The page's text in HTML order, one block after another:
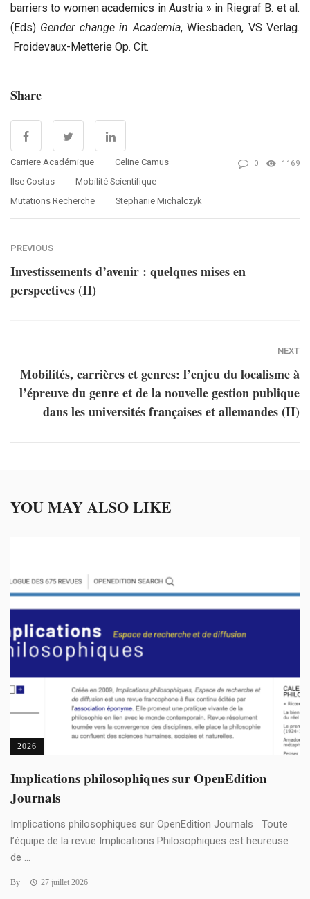
barriers to women academics in Austria » in Riegraf B. et al.
(Eds) Gender change in Academia, Wiesbaden, VS Verlag.
Froidevaux-Metterie Op. Cit.
Share
Carriere Académique
Celine Camus
Ilse Costas
Mobilité Scientifique
Mutations Recherche
Stephanie Michalczyk
0 1169
PREVIOUS
Investissements d’avenir : quelques mises en
perspectives (II)
NEXT
Mobilités, carrières et genres: l’enjeu du localisme à
l’épreuve du genre et de la nouvelle gestion publique
dans les universités françaises et allemandes (II)
YOU MAY ALSO LIKE
2026
Implications philosophiques sur OpenEdition
Journals
Implications philosophiques sur OpenEdition Journals Toute
l’équipe de la revue Implications Philosophiques est heureuse
de ...
By 27 juillet 2026